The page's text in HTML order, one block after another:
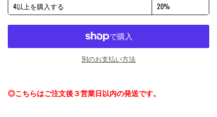
4以上を購入する
20%
別のお支払い方法
◎こちらはご注文後３営業日以内の発送です。